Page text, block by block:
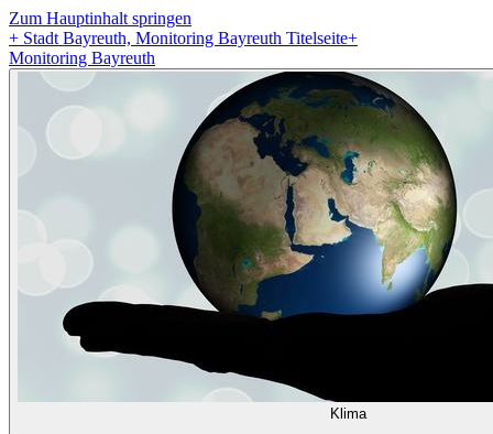
Zum Hauptinhalt springen
+ Stadt Bayreuth, Monitoring Bayreuth Titelseite+
Monitoring Bayreuth
Klima